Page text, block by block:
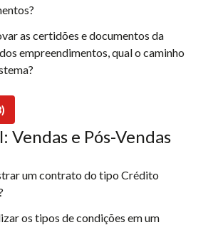
as certidões e documentos da
empreendimentos, qual o caminho
Vendas e Pós-Vendas
um contrato do tipo Crédito
os tipos de condições em um